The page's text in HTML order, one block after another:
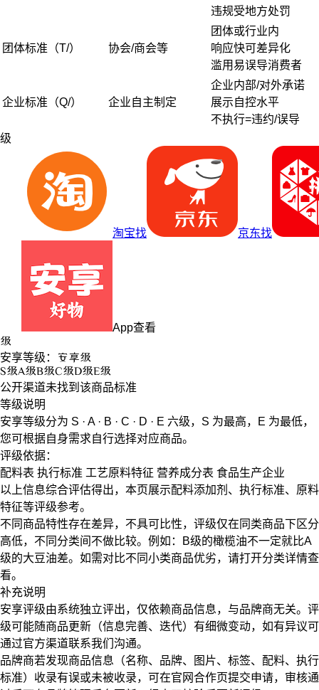
违规受地方处罚
团体标准（T/） 协会/商会等
团体或行业内
响应快可差异化
滥用易误导消费者
企业标准（Q/） 企业自主制定
企业内部/对外承诺
展示自控水平
不执行=违约/误导
级
淘宝找 京东找
App查看
级
安享等级： 安享级
S级A级B级C级D级E级
公开渠道未找到该商品标准
等级说明
安享等级分为 S · A · B · C · D · E 六级， S 为最高， E 为最低，
您可根据自身需求自行选择对应商品。
评级依据：
配料表 执行标准 工艺原料特征 营养成分表 食品生产企业
以上信息综合评估得出，本页展示配料添加剂 、 执行标准、 原料
特征等评级参考。
不同商品特性存在差异，不具可比性，评级仅在 同类商品下区分
高低，不同分类间不做比较。例如：B级的橄榄油不一定就比A
级的大豆油差。如需对比不同小类商品优劣，请打开分类详情查
看。
补充说明
安享评级由系统独立评出，仅依赖商品信息， 与品牌商无关。评
级可能随商品更新（信息完善、迭代）有细微变动，如有异议可
通过官方渠道联系我们沟通。
品牌商若发现商品信息（名称、品牌、图片、标签、配料、执行
标准）收录有误或未被收录，可在官网合作页提交申请，审核通